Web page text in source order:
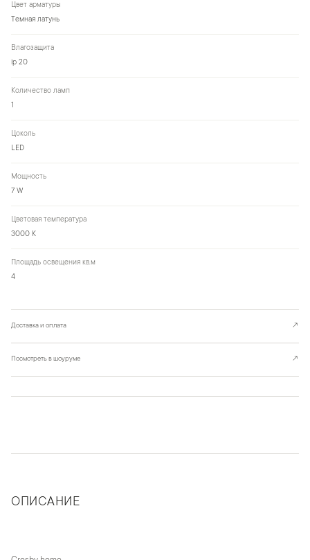
Цвет арматуры
Темная латунь
Влагозащита
ip 20
Количество ламп
1
Цоколь
LED
Мощность
7 W
Цветовая температура
3000 К
Площадь освещения кв.м
4
Доставка и оплата ↗
Посмотреть в шоуруме ↗
ОПИСАНИЕ